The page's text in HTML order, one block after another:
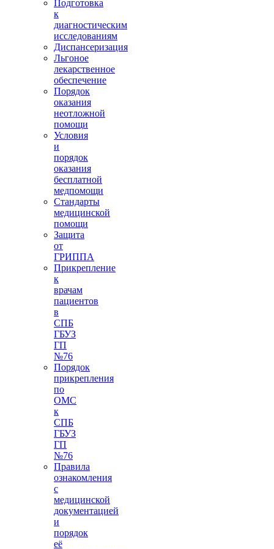
Подготовка
к
диагностическим
исследованиям
Диспансеризация
Льгоное
лекарственное
обеспечение
Порядок
оказания
неотложной
помощи
Условия
и
порядок
оказания
бесплатной
медпомощи
Стандарты
медицинской
помощи
Защита
от
ГРИППА
Прикрепление
к
врачам
пациентов
в
СПБ
ГБУЗ
ГП
№76
Порядок
прикрепления
по
ОМС
к
СПБ
ГБУЗ
ГП
№76
Правила
ознакомления
с
медицинской
документацией
и
порядок
её